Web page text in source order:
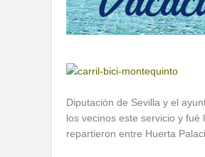
Diputación de Sevilla y el
los vecinos este servicio y
repartieron entre Huerta